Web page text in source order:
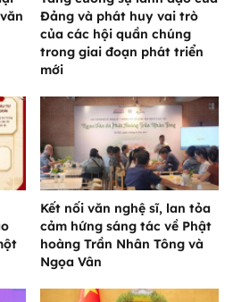
Đảng và phát huy vai trò
của các hội quần chúng
trong giai đoạn phát triển
mới
Kết nối văn nghệ sĩ, lan tỏa
cảm hứng sáng tác về Phật
hoàng Trần Nhân Tông và
Ngọa Vân